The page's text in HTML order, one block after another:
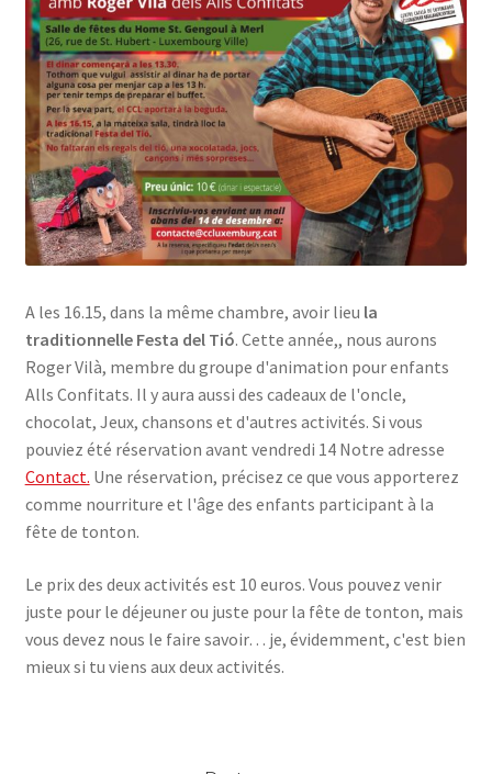
A les 16.15, dans la même chambre, avoir lieu la
traditionnelle Festa del Tió. Cette année,, nous aurons
Roger Vilà, membre du groupe d'animation pour enfants
Alls Confitats. Il y aura aussi des cadeaux de l'oncle,
chocolat, Jeux, chansons et d'autres activités. Si vous
pouviez été réservation avant vendredi 14 Notre adresse
Contact. Une réservation, précisez ce que vous apporterez
comme nourriture et l'âge des enfants participant à la
fête de tonton.
Le prix des deux activités est 10 euros. Vous pouvez venir
juste pour le déjeuner ou juste pour la fête de tonton, mais
vous devez nous le faire savoir… je, évidemment, c'est bien
mieux si tu viens aux deux activités.